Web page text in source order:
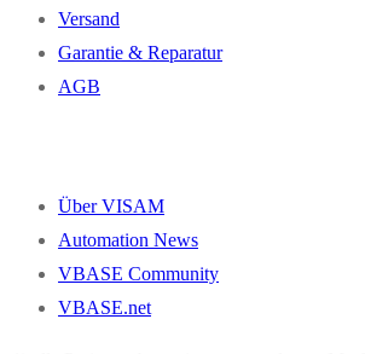
Versand
Garantie & Reparatur
AGB
Über VISAM
Automation News
VBASE Community
VBASE.net